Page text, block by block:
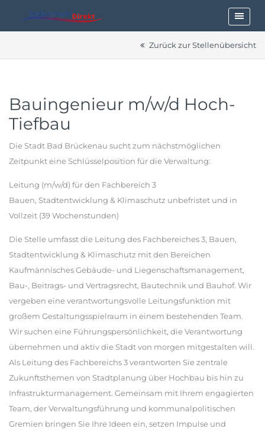
Zurück zur Stellenübersicht
Bauingenieur m/w/d Hoch-
Tiefbau
Die Stadt Bad Brückenau sucht zum nächstmöglichen
Zeitpunkt eine Schlüsselposition für die Verwaltung:
Leitung (m/w/d) für den Fachbereich 3
Bauen, Stadtentwicklung & Klimaschutz unbefristet und in
Vollzeit (39 Wochenstunden)
Die Stelle umfasst die Leitung des Fachbereiches 3, Bauen,
Stadtentwicklung & Klimaschutz mit den Bereichen
Kaufmännisches Gebäude- und Liegenschaftsmanagement,
Bau-, Beitrags- und Vertragsrecht, Bautechnik und Bauhof. Wir
vergeben eine verantwortungsvolle Leitungsfunktion mit
großem Gestaltungsspielraum in einem bestehenden Team.
Wir suchen eine Führungspersönlichkeit, die Verantwortung
übernehmen und aktiv die Stadt von morgen mitgestalten will.
Als Leitung des Fachbereichs 3 verantworten Sie zentrale
Zukunftsthemen von Stadtplanung über Hochbau bis hin zu
Infrastrukturmanagement. Gemeinsam mit Ihrem engagierten
Team, der Verwaltungsführung und kommunalpolitischen
Gremien bringen Sie Ihre Ideen ein, setzen Impulse und